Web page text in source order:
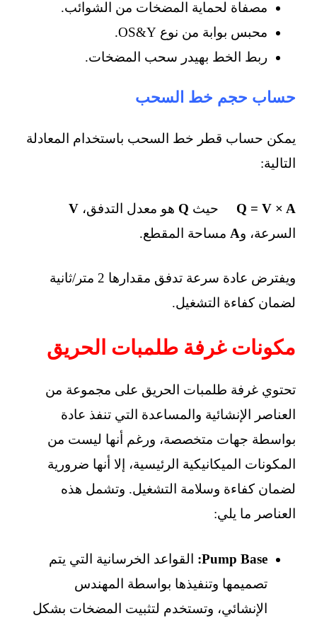
مصفاة لحماية المضخات من الشوائب.
محبس بوابة من نوع OS&Y.
ربط الخط بهيدر سحب المضخات.
حساب حجم خط السحب
يمكن حساب قطر خط السحب باستخدام المعادلة
التالية:
Q = V × A حيث Q هو معدل التدفق، V
السرعة، وA مساحة المقطع.
ويفترض عادة سرعة تدفق مقدارها 2 متر/ثانية
لضمان كفاءة التشغيل.
مكونات غرفة طلمبات الحريق
تحتوي غرفة طلمبات الحريق على مجموعة من
العناصر الإنشائية والمساعدة التي تنفذ عادة
بواسطة جهات متخصصة، ورغم أنها ليست من
المكونات الميكانيكية الرئيسية، إلا أنها ضرورية
لضمان كفاءة وسلامة التشغيل. وتشمل هذه
العناصر ما يلي:
Pump Base: القواعد الخرسانية التي يتم
تصميمها وتنفيذها بواسطة المهندس
الإنشائي، وتستخدم لتثبيت المضخات بشكل